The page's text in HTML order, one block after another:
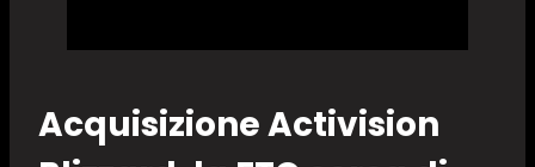
Acquisizione Activision